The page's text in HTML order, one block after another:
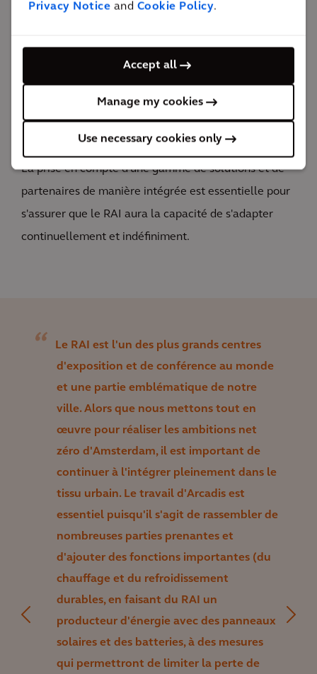
Privacy Notice and Cookie Policy.
Accept all
Manage my cookies
Use necessary cookies only
transformation aussi ambitieuse. Leur contribution
mobilité et les solutions logistiques, créant ainsi une
résilience climatique, des transitions d'énergie
renouvelable et une préservation de la biodiversité.
La prise en compte d'une gamme de solutions et de
partenaires de manière intégrée est essentielle pour
s'assurer que le RAI aura la capacité de s'adapter
continuellement et indéfiniment.
Le RAI est l'un des plus grands centres
d'exposition et de conférence au monde
et une partie emblématique de notre
ville. Alors que nous mettons tout en
œuvre pour réaliser les ambitions net
zéro d'Amsterdam, il est important de
continuer à l'intégrer pleinement dans le
tissu urbain. Le travail d'Arcadis est
essentiel puisqu'il s'agit de rassembler de
nombreuses parties prenantes et
d'ajouter des fonctions importantes (du
chauffage et du refroidissement
durables, en faisant du RAI un
producteur d'énergie avec des panneaux
solaires et des batteries, à des mesures
qui permettront de limiter la perte de